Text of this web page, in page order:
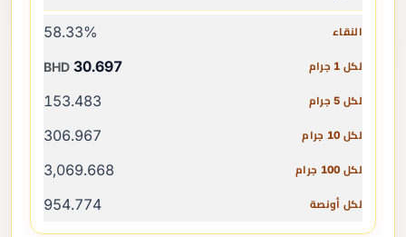
58.33%
30.697
BHD
153.483
306.967
3,069.668
954.774